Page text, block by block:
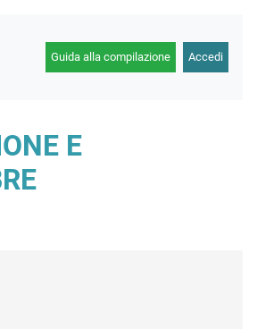
Guida alla compilazione Accedi
E